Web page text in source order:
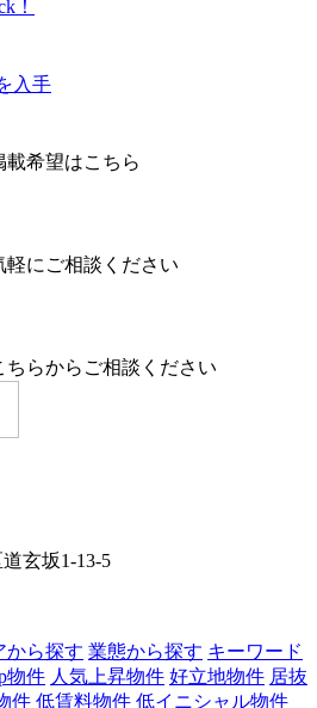
！
入手
載希望はこちら
軽にご相談ください
ちらからご相談ください
玄坂1-13-5
から探す 業態から探す キーワード
物件 人気上昇物件 好立地物件 居抜
件 低賃料物件 低イニシャル物件